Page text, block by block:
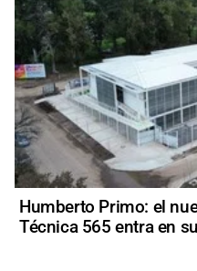
Humberto Primo: el
Técnica 565 entra en